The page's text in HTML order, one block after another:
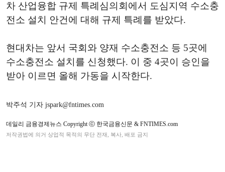
차 산업융합 규제 특례심의회에서 도심지역 수소충
전소 설치 안건에 대해 규제 특례를 받았다.
현대차는 앞서 국회와 양재 수소충전소 등 5곳에
수소충전소 설치를 신청했다. 이 중 4곳이 승인을
받아 이르면 올해 가동을 시작한다.
박주석 기자 jspark@fntimes.com
데일리 금융경제뉴스 Copyright ⓒ 한국금융신문 & FNTIMES.com
저작권법에 의거 상업적 목적의 무단 전재, 복사, 배포 금지